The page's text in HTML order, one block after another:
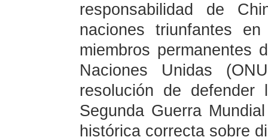
responsabilidad de
naciones triunfantes
miembros permanentes
Naciones Unidas
resolución de
Segunda Guerra
histórica correcta sobre